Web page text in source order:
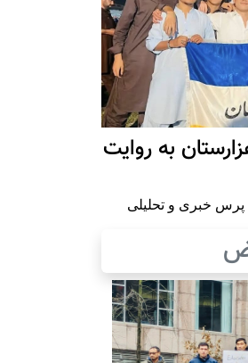
به روایت
پرس خبری و تحلیلی